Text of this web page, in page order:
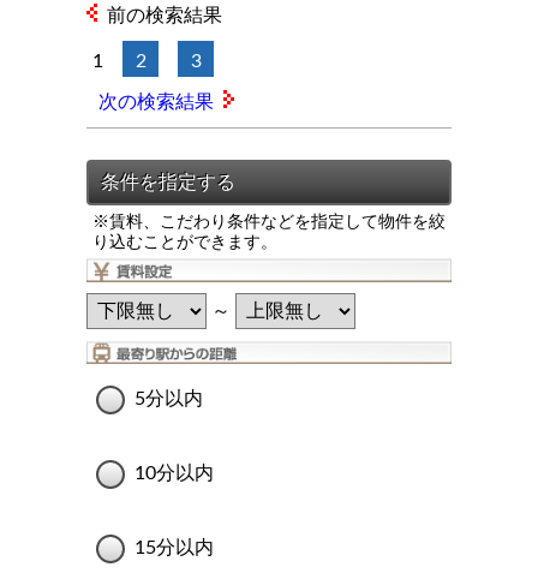
前の検索結果
1 2 3
次の検索結果
※賃料、こだわり条件などを指定して物件を絞
り込むことができます。
～
5分以内
10分以内
15分以内